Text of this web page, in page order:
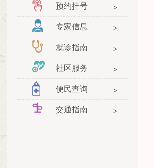
预约挂号
专家信息
就诊指南
社区服务
便民查询
交通指南